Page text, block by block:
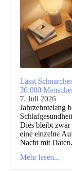
Lässt
30.000
7. Juli 2026
Jahrzehntelang
Dies bleibt zwar
eine einzelne
Nacht mit
Mehr lesen...